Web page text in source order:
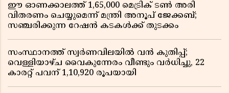
ഈ ഓണക്കാലത്ത് 1,65,000 മെട്രിക് ടൺ അരി
വിതരണം ചെയ്യുമെന്ന് മന്ത്രി അനൂപ് ജേക്കബ്;
സഞ്ചരിക്കുന്ന റേഷൻ കടകൾക്ക് തുടക്കം
സംസ്ഥാനത്ത് സ്വർണവിലയിൽ വൻ കുതിപ്പ്;
വെള്ളിയാഴ്ച വൈകുന്നേരം വീണ്ടും വർധിച്ചു, 22
കാരറ്റ് പവന് 1,10,920 രൂപയായി